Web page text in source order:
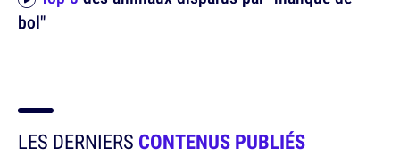
bol"
LES DERNIERS CONTENUS PUBLIÉS